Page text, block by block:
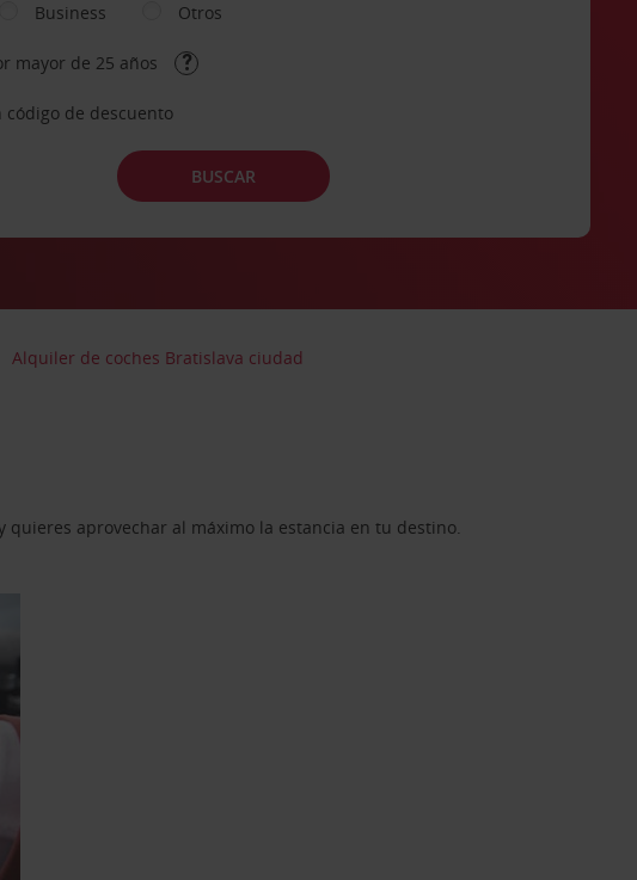
Business Otros
mayor de 25 años
código de descuento
BUSCAR
Alquiler de coches Bratislava ciudad
aprovechar al máximo la estancia en tu destino.